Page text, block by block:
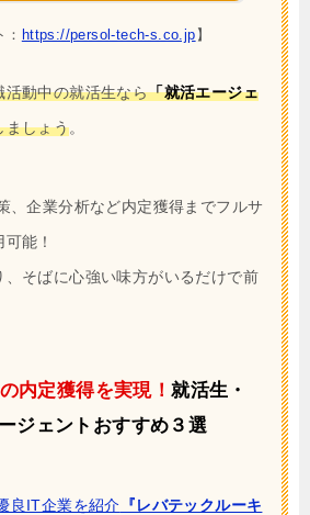
： https://persol-tech-s.co.jp 】
活動中の就活生なら「就活エージェ
ましょう。
、企業分析など内定獲得までフルサ
能！
、そばに心強い味方がいるだけで前
内定獲得を実現！就活生・
ジェントおすすめ３選
良IT企業を紹介 『レバテックルーキ